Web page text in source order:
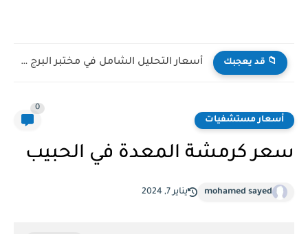
📁 قد يعجبك ‏مستوصف الياقوت لطب الأسنان
أسعار مستشفيات
0
سعر كرمشة المعدة في الحبيب
mohamed sayed يناير 7, 2024